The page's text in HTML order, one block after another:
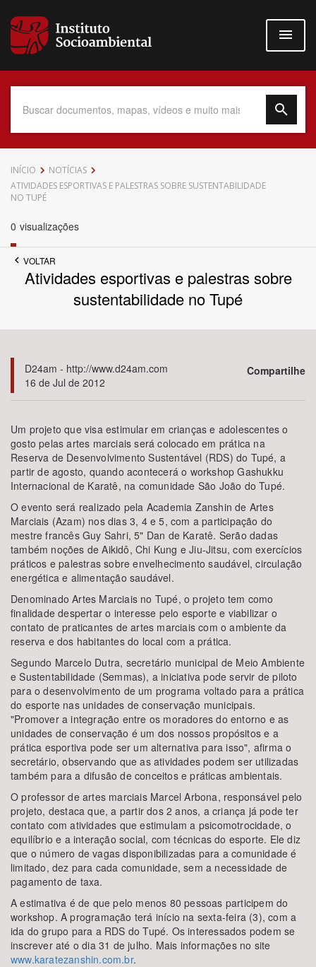
para
conteúdo
Data do Documento
Tema
Subtema
Área de Levantamento
BUSCAR
INÍCIO
NOTÍCIAS
ATIVIDADES ESPORTIVAS E PALESTRAS SOBRE SUSTENTABILIDADE
NO TUPÉ
0 visualizações
VOLTAR
Atividades esportivas e palestras sobre
sustentabilidade no Tupé
D24am - http://www.d24am.com
16 de Jul de 2012
Compartilhe
Um projeto que visa estimular em crianças e adolescentes o
gosto pelas artes marciais será colocado em prática na
Reserva de Desenvolvimento Sustentável (RDS) do Tupé, a
partir de agosto, quando acontecerá o workshop Gashukku
Internacional de Karatê, na comunidade São João do Tupé.
O evento será realizado pela Academia Zanshin de Artes
Marciais (Azam) nos dias 3, 4 e 5, com a participação do
mestre francês Guy Sahri, 5" Dan de Karatê. Serão dadas
também noções de Aikidô, Chi Kung e Jiu-Jitsu, com exercícios
práticos e palestras sobre envelhecimento saudável, circulação
energética e alimentação saudável.
Denominado Artes Marciais no Tupé, o projeto tem como
finalidade despertar o interesse pelo esporte e viabilizar o
contato de praticantes de artes marciais com o ambiente da
reserva e dos habitantes do local com a prática.
Segundo Marcelo Dutra, secretário municipal de Meio Ambiente
e Sustentabilidade (Semmas), a iniciativa pode servir de piloto
para o desenvolvimento de um programa voltado para a prática
do esporte nas unidades de conservação municipais.
"Promover a integração entre os moradores do entorno e as
unidades de conservação é um dos nossos propósitos e a
prática esportiva pode ser um alternativa para isso", afirma o
secretário, observando que as atividades podem ser utilizadas
também para a difusão de conceitos e práticas ambientais.
O professor de artes marciais Marcel Arbona, responsável pelo
projeto, destaca que, a partir dos 2 anos, a criança já pode ter
contato com atividades que estimulam a psicomotrocidade, o
equilíbrio e a interação social, com técnicas do esporte. Ele diz
que o número de vagas disponibilizadas para a comunidade é
limitado, dez para cada comunidade, sem a necessidade de
pagamento de taxa.
A estimativa é de que pelo menos 80 pessoas participem do
workshop. A programação terá início na sexta-feira (3), com a
ida do grupo para a RDS do Tupé. Os interessados podem se
inscrever até o dia 31 de julho. Mais informações no site
www.karatezanshin.com.br.